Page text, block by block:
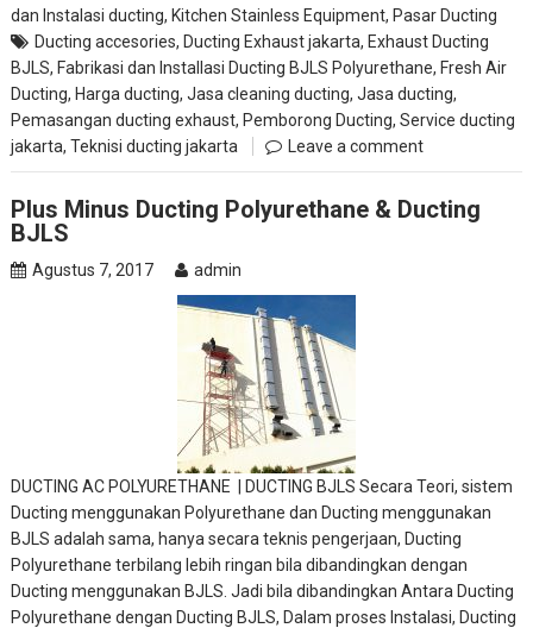
dan Instalasi ducting,Kitchen Stainless Equipment,Pasar Ducting
Ducting accesories,Ducting Exhaust jakarta,Exhaust Ducting
BJLS,Fabrikasi dan Installasi Ducting BJLS Polyurethane,Fresh Air
Ducting,Harga ducting,Jasa cleaning ducting,Jasa ducting,
Pemasangan ducting exhaust,Pemborong Ducting,Service ducting
jakarta,Teknisi ducting jakarta Leave a comment
Plus Minus Ducting Polyurethane & Ducting
BJLS
Agustus 7, 2017 admin
DUCTING AC POLYURETHANE | DUCTING BJLS Secara Teori, sistem
Ducting menggunakan Polyurethane dan Ducting menggunakan
BJLS adalah sama, hanya secara teknis pengerjaan, Ducting
Polyurethane terbilang lebih ringan bila dibandingkan dengan
Ducting menggunakan BJLS. Jadi bila dibandingkan Antara Ducting
Polyurethane dengan Ducting BJLS, Dalam proses Instalasi, Ducting